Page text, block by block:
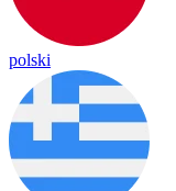
polski